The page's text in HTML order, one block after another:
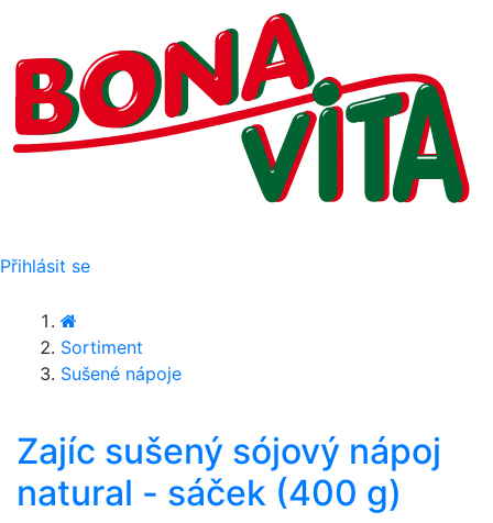
Přihlásit se
Sortiment
Sušené nápoje
Zajíc sušený sójový nápoj
natural - sáček (400 g)